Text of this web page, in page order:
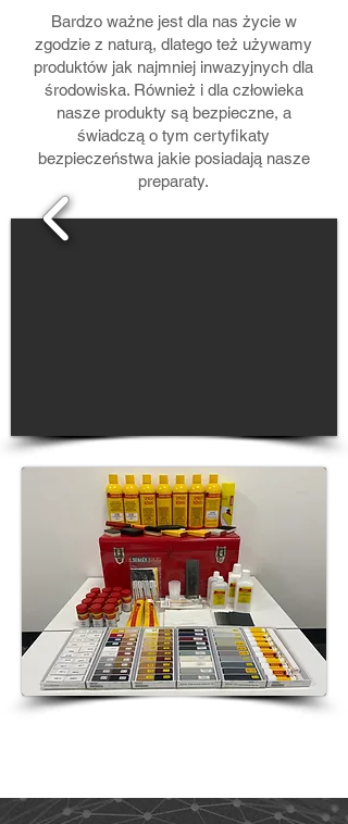
Bardzo ważne jest dla nas życie w
zgodzie z naturą, dlatego też używamy
produktów jak najmniej inwazyjnych dla
środowiska. Również i dla człowieka
nasze produkty są bezpieczne, a
świadczą o tym certyfikaty
bezpieczeństwa jakie posiadają nasze
preparaty.